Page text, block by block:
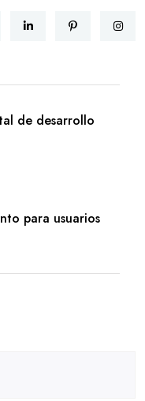
de desarrollo
para usuarios